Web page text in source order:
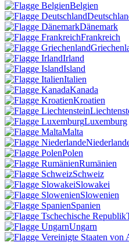
Belgien
Dänemark
Frankreich
Irland
Island
Italien
Kanada
Kroatien
Luxemburg
Malta
Polen
Rumänien
Schweiz
Slowakei
Slowenien
Spanien
Ungarn